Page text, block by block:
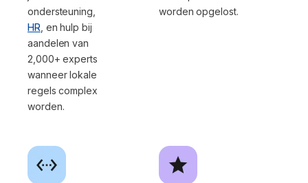
ondersteuning,
HR , en hulp bij
aandelen van
2,000+ experts
wanneer lokale
regels complex
worden.
worden opgelost.